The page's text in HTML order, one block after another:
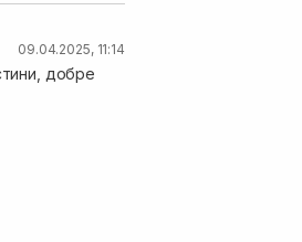
09.04.2025, 11:14
добре